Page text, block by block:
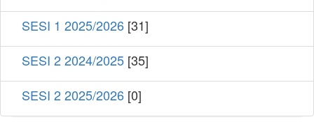
SESI 1 2025/2026 [31]
SESI 2 2024/2025 [35]
SESI 2 2025/2026 [0]